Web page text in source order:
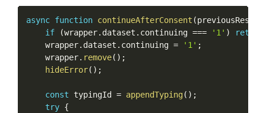
async function continueAfterConsent (
if
(wrapper. dataset . continuing === '1' ) return
    wrapper
. dataset . continuing = '1' ;
    wrapper
. remove( ) ;
hideError( ) ;
const typingId = appendTyping( ) ;
try {